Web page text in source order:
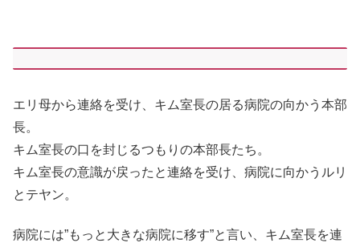
エリ母から連絡を受け、キム室長の居る病院の向かう本部
長。
キム室長の口を封じるつもりの本部長たち。
キム室長の意識が戻ったと連絡を受け、病院に向かうルリ
とテヤン。
病院には”もっと大きな病院に移す”と言い、キム室長を連